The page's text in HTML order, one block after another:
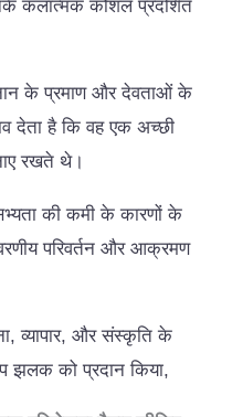
कलात्मक कौशल प्रदर्शित
के प्रमाण और देवताओं के
देता है कि वह एक अच्छी
रखते थे।
की कमी के कारणों के
परिवर्तन और आक्रमण
व्यापार, और संस्कृति के
झलक को प्रदान किया,